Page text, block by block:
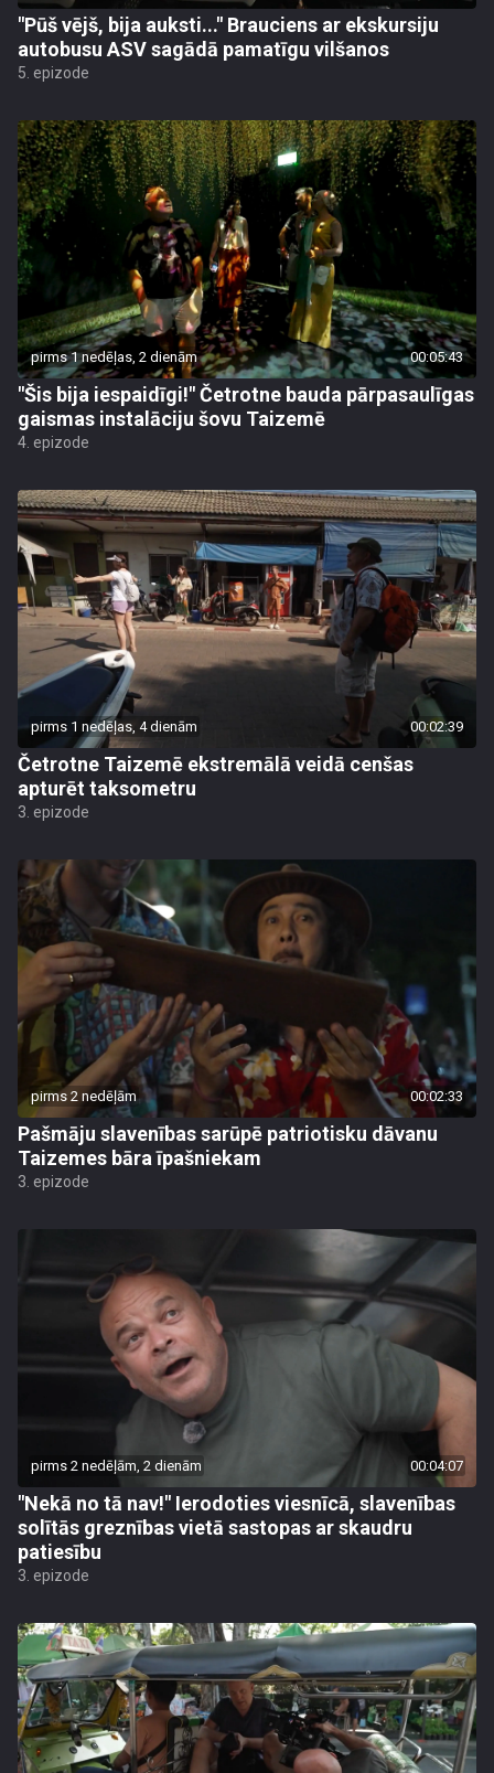
"Pūš vējš, bija auksti..." Brauciens ar ekskursiju
autobusu ASV sagādā pamatīgu vilšanos
5. epizode
pirms 1 nedēļas, 2 dienām 00:05:43
"Šis bija iespaidīgi!" Četrotne bauda pārpasaulīgas
gaismas instalāciju šovu Taizemē
4. epizode
pirms 1 nedēļas, 4 dienām 00:02:39
Četrotne Taizemē ekstremālā veidā cenšas
apturēt taksometru
3. epizode
pirms 2 nedēļām 00:02:33
Pašmāju slavenības sarūpē patriotisku dāvanu
Taizemes bāra īpašniekam
3. epizode
pirms 2 nedēļām, 2 dienām 00:04:07
"Nekā no tā nav!" Ierodoties viesnīcā, slavenības
solītās greznības vietā sastopas ar skaudru
patiesību
3. epizode